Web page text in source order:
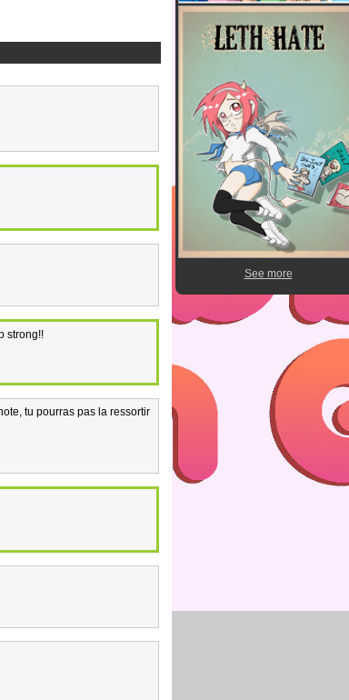
strong!!
tu pourras pas la ressortir
See more